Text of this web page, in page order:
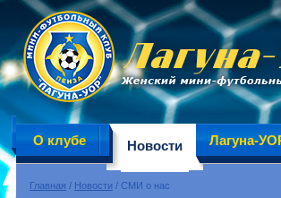
О клубе Новости Лагуна-
Главная / Новости / СМИ о нас